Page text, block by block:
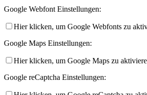
Google Webfont Einstellungen:
Hier klicken, um Google Webfonts zu
Google Maps Einstellungen:
Hier klicken, um Google Maps zu
Google reCaptcha Einstellungen: